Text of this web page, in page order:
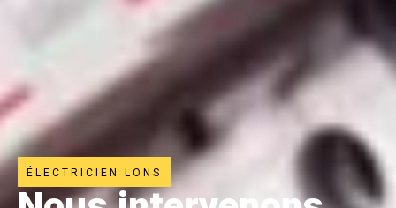
ÉLECTRICIEN LONS